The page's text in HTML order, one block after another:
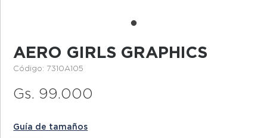
AERO GIRLS GRAPHICS
Código: 7310A105
Gs. 99.000
Guía de tamaños